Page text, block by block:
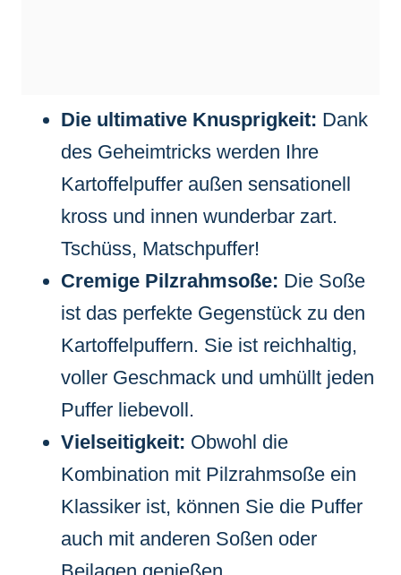
Die ultimative Knusprigkeit: Dank
des Geheimtricks werden Ihre
Kartoffelpuffer außen sensationell
kross und innen wunderbar zart.
Tschüss, Matschpuffer!
Cremige Pilzrahmsoße: Die Soße
ist das perfekte Gegenstück zu den
Kartoffelpuffern. Sie ist reichhaltig,
voller Geschmack und umhüllt jeden
Puffer liebevoll.
Vielseitigkeit: Obwohl die
Kombination mit Pilzrahmsoße ein
Klassiker ist, können Sie die Puffer
auch mit anderen Soßen oder